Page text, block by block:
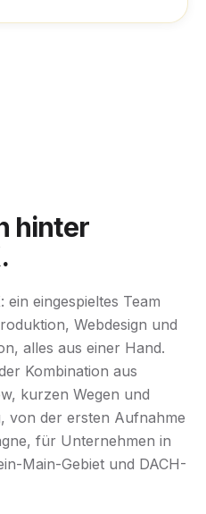
hinter
ein eingespieltes Team
Webdesign und
alles aus einer Hand.
Kombination aus
kurzen Wegen und
von der ersten Aufnahme
für Unternehmen in
Main-Gebiet und DACH-